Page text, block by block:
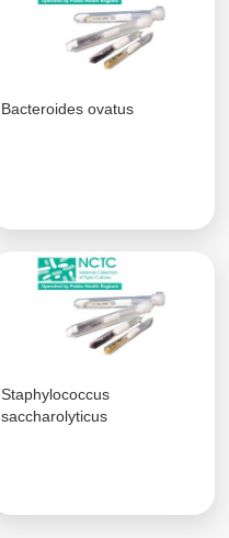
Bacteroides ovatus
Staphylococcus
saccharolyticus